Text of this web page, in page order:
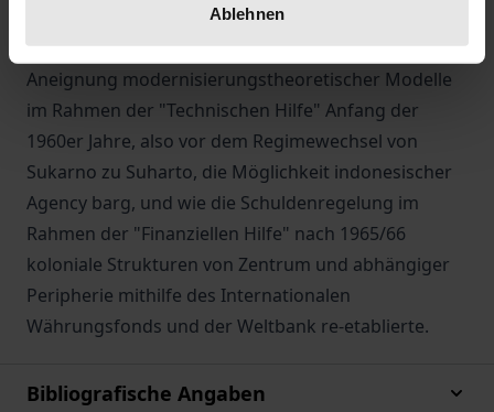
Ablehnen
über Modernisierung, Industrialisierung und
Schulden in Indonesien. Die Analyse zeigt, wie die
Aneignung modernisierungstheoretischer Modelle
im Rahmen der "Technischen Hilfe" Anfang der
1960er Jahre, also vor dem Regimewechsel von
Sukarno zu Suharto, die Möglichkeit indonesischer
Agency barg, und wie die Schuldenregelung im
Rahmen der "Finanziellen Hilfe" nach 1965/66
koloniale Strukturen von Zentrum und abhängiger
Peripherie mithilfe des Internationalen
Währungsfonds und der Weltbank re-etablierte.
Bibliografische Angaben